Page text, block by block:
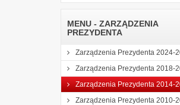
MENU - ZARZĄDZENIA
PREZYDENTA
Zarządzenia Prezydenta 2024-
Zarządzenia Prezydenta 2018-
Zarządzenia Prezydenta 2014-
Zarządzenia Prezydenta 2010-